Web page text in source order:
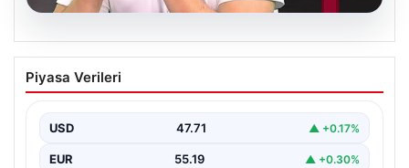
06.08.2026
Transfer krizi soruşturmaya dönüştü!
Burhan Can Terzi için harekete geçildi
Piyasa Verileri
USD 47.71 ▲ +0.17%
EUR 55.19 ▲ +0.30%